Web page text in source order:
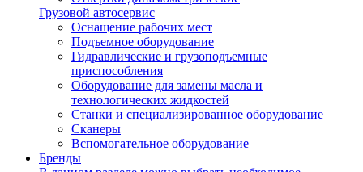
Грузовой автосервис
Оснащение рабочих мест
Подъемное оборудование
Гидравлические и грузоподъемные
приспособления
Оборудование для замены масла и
технологических жидкостей
Станки и специализированное оборудование
Сканеры
Вспомогательное оборудование
Бренды